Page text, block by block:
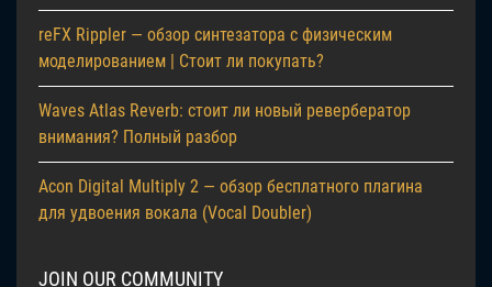
reFX Rippler — обзор синтезатора с физическим
моделированием | Стоит ли покупать?
Waves Atlas Reverb: стоит ли новый ревербератор
внимания? Полный разбор
Acon Digital Multiply 2 — обзор бесплатного плагина
для удвоения вокала (Vocal Doubler)
JOIN OUR COMMUNITY